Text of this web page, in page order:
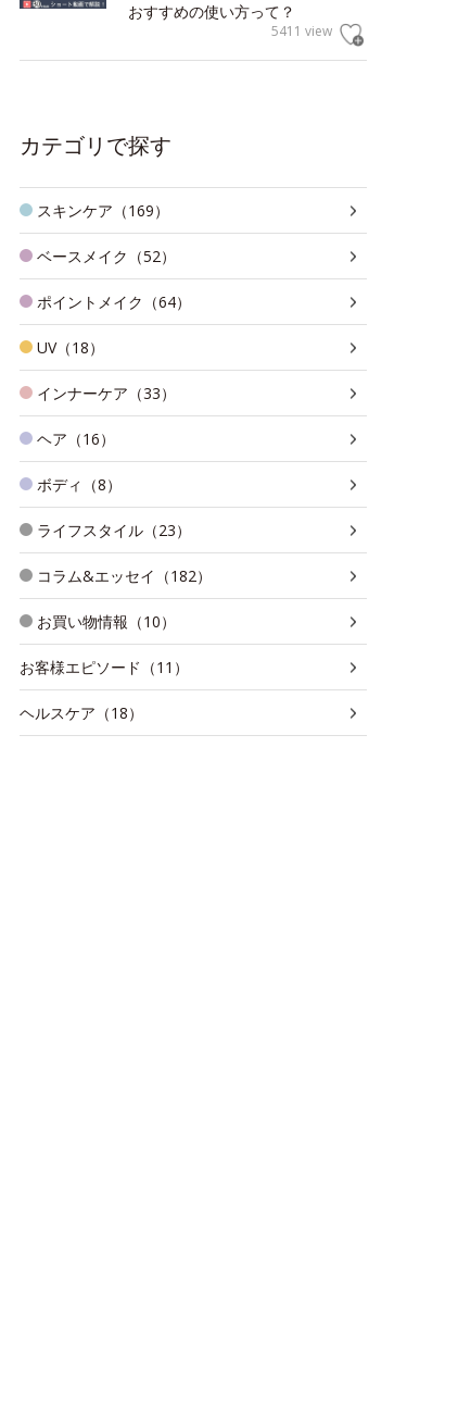
おすすめの使い方って？
5411 view
カテゴリで探す
スキンケア（169）
ベースメイク（52）
ポイントメイク（64）
UV（18）
インナーケア（33）
ヘア（16）
ボディ（8）
ライフスタイル（23）
コラム&エッセイ（182）
お買い物情報（10）
お客様エピソード（11）
ヘルスケア（18）